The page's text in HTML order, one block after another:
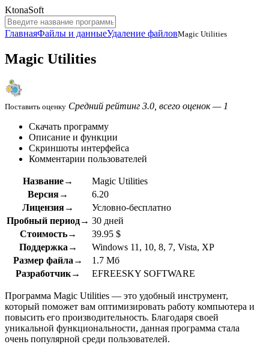
KtonaSoft
ГлавнаяФайлы и данныеУдаление файловMagic Utilities
Magic Utilities
Поставить оценку Средний рейтинг 3.0, всего оценок — 1
Скачать программу
Описание и функции
Скриншоты интерфейса
Комментарии пользователей
Название→
Magic Utilities
Версия→
6.20
Лицензия→
Условно-бесплатно
Пробный период→ 30 дней
Стоимость→
39.95 $
Поддержка→
Windows 11, 10, 8, 7, Vista, XP
Размер файла→
1.7 Мб
Разработчик→
EFREESKY SOFTWARE
Программа Magic Utilities — это удобный инструмент,
который поможет вам оптимизировать работу компьютера и
повысить его производительность. Благодаря своей
уникальной функциональности, данная программа стала
очень популярной среди пользователей.